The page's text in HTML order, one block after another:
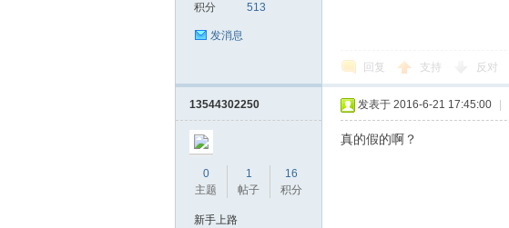
积分 513
发消息
回复 支持 反对
13544302250
0
主题
1
帖子
16
积分
新手上路
发表于 2016-6-21 17:45:00
真的假的啊？